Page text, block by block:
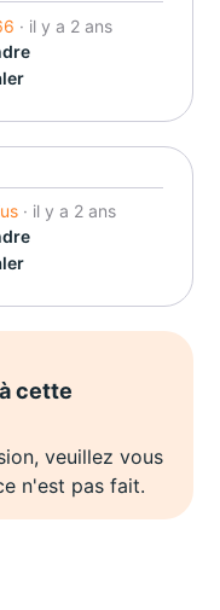
· il y a 2 ans
· il y a 2 ans
cette
veuillez vous
n'est pas fait.